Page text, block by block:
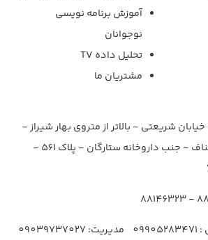
آموزش برنامه نویسی
نوجوانان
تحلیل داده TV
مشتریان ما
شریعتی - بالاتر از متروی بهار شیراز -
روبروی اتاق اصناف - جنب داروخانه ستارگان - پلاک 561 -
مدیریت: 09039737027